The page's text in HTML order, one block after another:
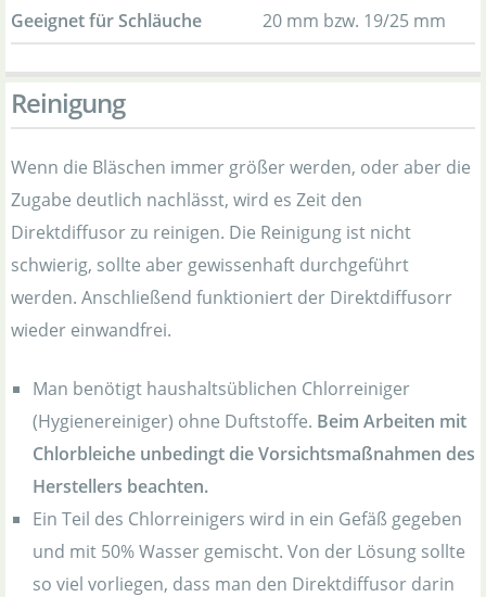
Geeignet für Schläuche
20 mm bzw. 19/25 mm
Reinigung
Wenn die Bläschen immer größer werden, oder aber die
Zugabe deutlich nachlässt, wird es Zeit den
Direktdiffusor zu reinigen. Die Reinigung ist nicht
schwierig, sollte aber gewissenhaft durchgeführt
werden. Anschließend funktioniert der Direktdiffusorr
wieder einwandfrei.
Man benötigt haushaltsüblichen Chlorreiniger
(Hygienereiniger) ohne Duftstoffe. Beim Arbeiten mit
Chlorbleiche unbedingt die Vorsichtsmaßnahmen des
Herstellers beachten.
Ein Teil des Chlorreinigers wird in ein Gefäß gegeben
und mit 50% Wasser gemischt. Von der Lösung sollte
so viel vorliegen, dass man den Direktdiffusor darin